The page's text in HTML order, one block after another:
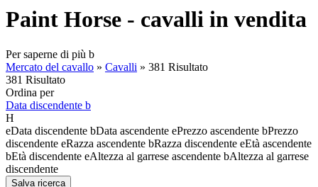
Paint Horse - cavalli in vendita
Per saperne di più b
Mercato del cavallo » Cavalli » 381 Risultato
381 Risultato
Ordina per
Data discendente b
H
eData discendente bData ascendente ePrezzo ascendente bPrezzo
discendente eRazza ascendente bRazza discendente eEtà ascendente
bEtà discendente eAltezza al garrese ascendente bAltezza al garrese
discendente
Salva ricerca